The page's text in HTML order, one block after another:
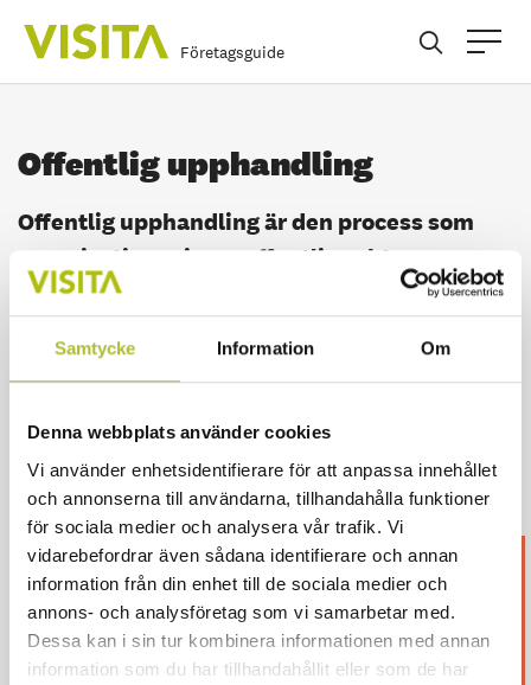
Samtycke Information Om
Denna webbplats använder cookies
Vi använder enhetsidentifierare för att anpassa innehållet
och annonserna till användarna, tillhandahålla funktioner
för sociala medier och analysera vår trafik. Vi
vidarebefordrar även sådana identifierare och annan
information från din enhet till de sociala medier och
annons- och analysföretag som vi samarbetar med.
Dessa kan i sin tur kombinera informationen med annan
information som du har tillhandahållit eller som de har
Företagsguide
Offentlig upphandling
Offentlig upphandling är den process som
organisationer inom offentlig sektor
använder för att köpa varor och tjänster. Den
inköpsförfarandet, dvs. hur de
genomföras, men reglerar inte vad som ska
köpas in.
Detta innehåll är endast
för våra medlemmar